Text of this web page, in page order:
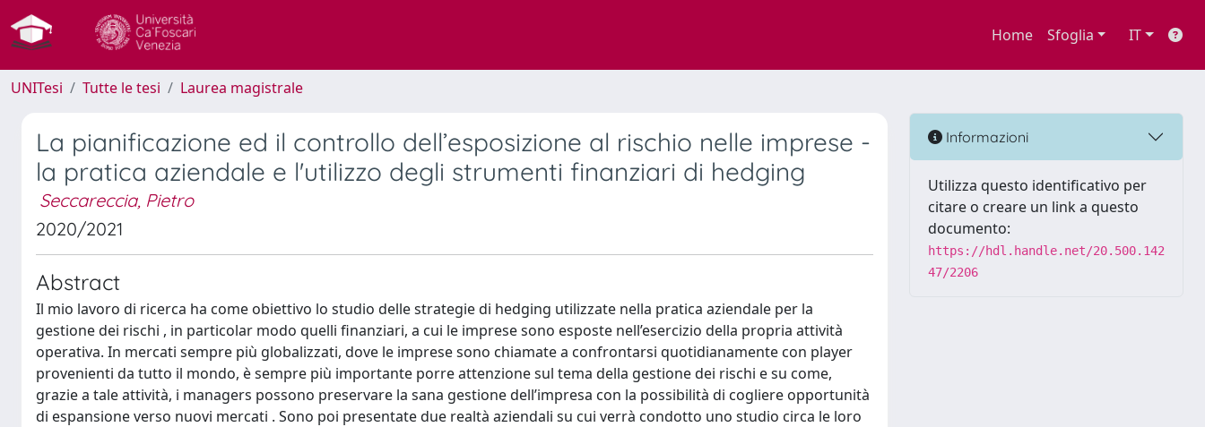
Home Sfoglia IT
UNITesi Tutte le tesi Laurea magistrale
La pianificazione ed il controllo dell’esposizione al rischio nelle imprese -
la pratica aziendale e l'utilizzo degli strumenti finanziari di hedging
Seccareccia, Pietro
2020/2021
Abstract
Il mio lavoro di ricerca ha come obiettivo lo studio delle strategie di hedging utilizzate nella pratica aziendale per la
gestione dei rischi , in particolar modo quelli finanziari, a cui le imprese sono esposte nell’esercizio della propria attività
operativa. In mercati sempre più globalizzati, dove le imprese sono chiamate a confrontarsi quotidianamente con player
provenienti da tutto il mondo, è sempre più importante porre attenzione sul tema della gestione dei rischi e su come,
grazie a tale attività, i managers possono preservare la sana gestione dell’impresa con la possibilità di cogliere opportunità
di espansione verso nuovi mercati . Sono poi presentate due realtà aziendali su cui verrà condotto uno studio circa le loro
Informazioni
Utilizza questo identificativo per
citare o creare un link a questo
documento:
https://hdl.handle.net/20.500.142
47/2206